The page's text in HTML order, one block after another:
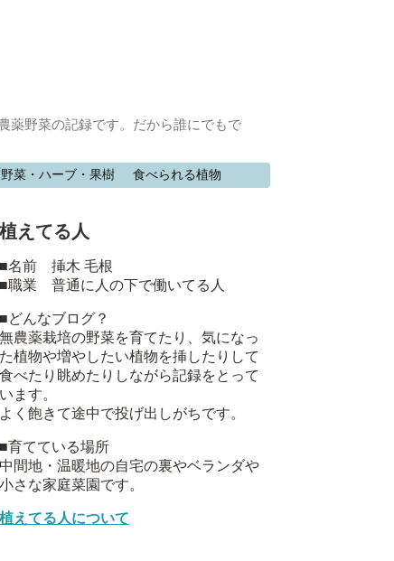
薬野菜の記録です。だから誰にでもで
野菜・ハーブ・果樹 食べられる植物
植えてる人
■名前 挿木 毛根
■職業 普通に人の下で働いてる人
■どんなブログ？
無農薬栽培の野菜を育てたり、気になっ
た植物や増やしたい植物を挿したりして
食べたり眺めたりしながら記録をとって
います。
よく飽きて途中で投げ出しがちです。
■育てている場所
中間地・温暖地の自宅の裏やベランダや
小さな家庭菜園です。
植えてる人について